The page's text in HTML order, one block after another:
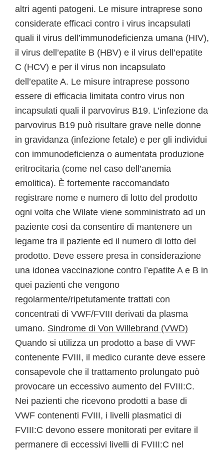
altri agenti patogeni. Le misure intraprese sono
considerate efficaci contro i virus incapsulati
quali il virus dell’immunodeficienza umana (HIV),
il virus dell’epatite B (HBV) e il virus dell’epatite
C (HCV) e per il virus non incapsulato
dell’epatite A. Le misure intraprese possono
essere di efficacia limitata contro virus non
incapsulati quali il parvovirus B19. L’infezione da
parvovirus B19 può risultare grave nelle donne
in gravidanza (infezione fetale) e per gli individui
con immunodeficienza o aumentata produzione
eritrocitaria (come nel caso dell’anemia
emolitica). È fortemente raccomandato
registrare nome e numero di lotto del prodotto
ogni volta che Wilate viene somministrato ad un
paziente così da consentire di mantenere un
legame tra il paziente ed il numero di lotto del
prodotto. Deve essere presa in considerazione
una idonea vaccinazione contro l’epatite A e B in
quei pazienti che vengono
regolarmente/ripetutamente trattati con
concentrati di VWF/FVIII derivati da plasma
umano. Sindrome di Von Willebrand (VWD)
Quando si utilizza un prodotto a base di VWF
contenente FVIII, il medico curante deve essere
consapevole che il trattamento prolungato può
provocare un eccessivo aumento del FVIII:C.
Nei pazienti che ricevono prodotti a base di
VWF contenenti FVIII, i livelli plasmatici di
FVIII:C devono essere monitorati per evitare il
permanere di eccessivi livelli di FVIII:C nel